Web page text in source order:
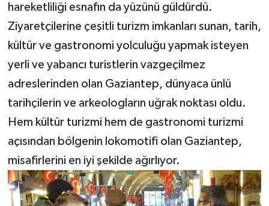
hareketliliği esnafın da yüzünü güldürdü.
Ziyaretçilerine çeşitli turizm imkanları sunan, tarih,
kültür ve gastronomi yolculuğu yapmak isteyen
yerli ve yabancı turistlerin vazgeçilmez
adreslerinden olan Gaziantep, dünyaca ünlü
tarihçilerin ve arkeologların uğrak noktası oldu.
Hem kültür turizmi hem de gastronomi turizmi
açısından bölgenin lokomotifi olan Gaziantep,
misafirlerini en iyi şekilde ağırlıyor.